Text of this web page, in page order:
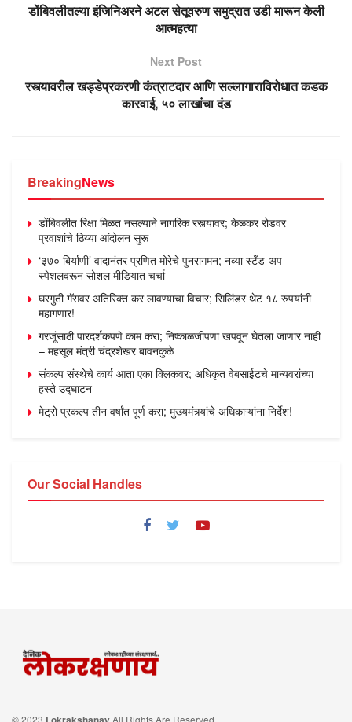
डोंबिवलीतल्या इंजिनिअरने अटल सेतूवरुण समुद्रात उडी मारून केली
आत्महत्या
Next Post
रस्त्यावरील खड्डेप्रकरणी कंत्राटदार आणि सल्लागाराविरोधात कडक
कारवाई, ५० लाखांचा दंड
BreakingNews
डोंबिवलीत रिक्षा मिळत नसल्याने नागरिक रस्त्यावर; केळकर रोडवर
प्रवाशांचे ठिय्या आंदोलन सुरू
‘३७० बिर्याणी’ वादानंतर प्रणित मोरेचे पुनरागमन; नव्या स्टँड-अप
स्पेशलवरून सोशल मीडियात चर्चा
घरगुती गॅसवर अतिरिक्त कर लावण्याचा विचार; सिलिंडर थेट १८ रुपयांनी
महागणार!
गरजूंसाठी पारदर्शकपणे काम करा; निष्काळजीपणा खपवून घेतला जाणार नाही
– महसूल मंत्री चंद्रशेखर बावनकुळे
संकल्प संस्थेचे कार्य आता एका क्लिकवर; अधिकृत वेबसाईटचे मान्यवरांच्या
हस्ते उद्घाटन
मेट्रो प्रकल्प तीन वर्षांत पूर्ण करा; मुख्यमंत्र्यांचे अधिकाऱ्यांना निर्देश!
Our Social Handles